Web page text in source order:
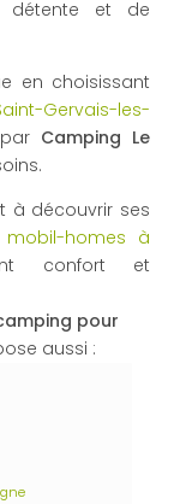
détente et de
en choisissant
Gervais-les-
Camping Le
à découvrir ses
homes à
confort et
pour
aussi :